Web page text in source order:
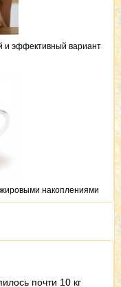
и эффективный вариант
накоплениями
почти 10 кг